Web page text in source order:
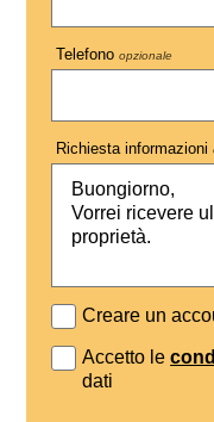
Telefono opzionale
Richiesta informazioni
Creare un
Accetto le
dati